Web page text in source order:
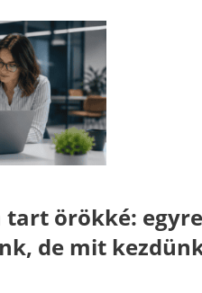
tart örökké: egyre
de mit